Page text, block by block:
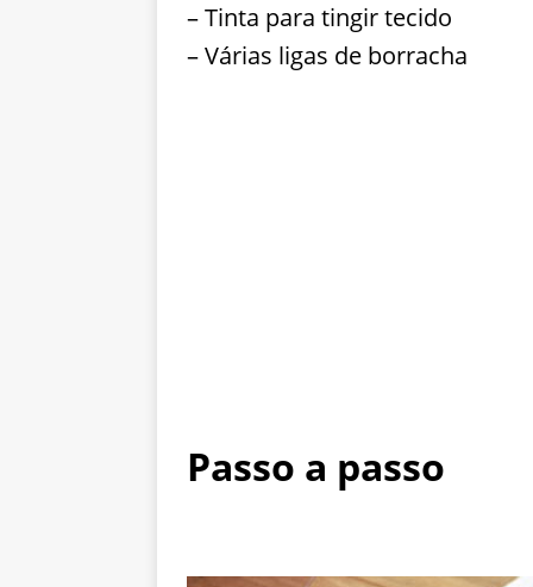
– Tinta para tingir tecido
– Várias ligas de borracha
Passo a passo